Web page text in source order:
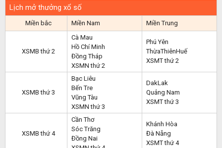
Lịch mở thưởng xổ số
Miền bắc Miền Nam Miền Trung
XSMB thứ 2
Cà Mau
Hồ Chí Minh
Đồng Tháp
XSMN thứ 2
Phú Yên
ThừaThiênHuế
XSMT thứ 2
XSMB thứ 3
Bạc Liêu
Bến Tre
Vũng Tàu
XSMN thứ 3
DakLak
Quảng Nam
XSMT thứ 3
XSMB thứ 4
Cần Thơ
Sóc Trăng
Đồng Nai
Khánh Hòa
Đà Nẵng
XSMT thứ 4